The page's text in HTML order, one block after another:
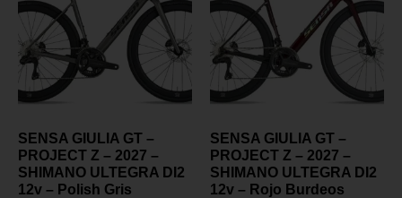
SENSA GIULIA GT –
PROJECT Z – 2027 –
SHIMANO ULTEGRA DI2
12v – Polish Gris
SENSA GIULIA GT –
PROJECT Z – 2027 –
SHIMANO ULTEGRA DI2
12v – Rojo Burdeos